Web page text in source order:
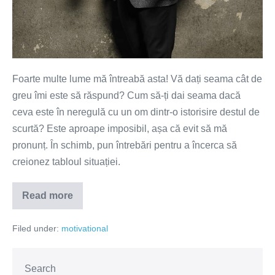
Foarte multe lume mă întreabă asta! Vă dați seama cât de
greu îmi este să răspund? Cum să-ți dai seama dacă
ceva este în neregulă cu un om dintr-o istorisire destul de
scurtă? Este aproape imposibil, așa că evit să mă
pronunț. În schimb, pun întrebări pentru a încerca să
creionez tabloul situației.
Read more
E
ceva
neregulă
Filed under: motivational
Search